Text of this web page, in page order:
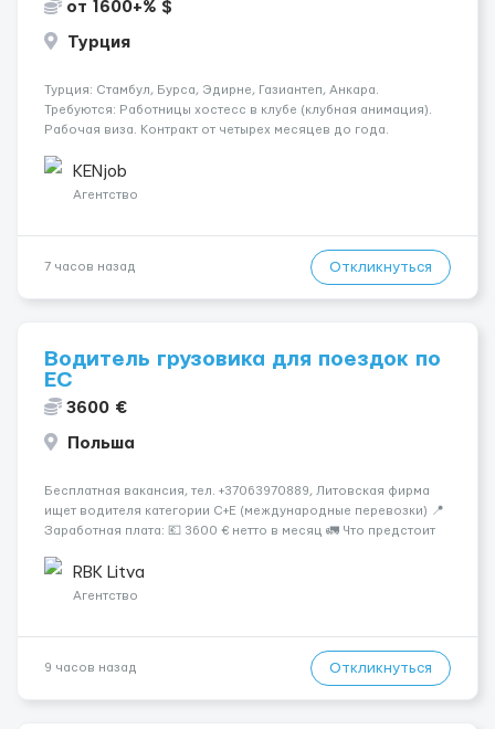
от 1600+% $
Турция
Турция: Стамбул, Бурса, Эдирне, Газиантеп, Анкара.
Требуются: Работницы хостесc в клубе (клубная анимация).
Рабочая виза. Контракт от четырех месяцев до года.
страховка. Высокая зарплата + %. Легально. Безопасно.
*Коммуникабел...
KENjob
Агентство
7 часов назад Откликнуться
Водитель грузовика для поездок по
ЕС
3600 €
Польша
Бесплатная вакансия, тел. +37063970889, Литовская фирма
ищет водителя категории C+E (международные перевозки) 📍
Заработная плата: 💶 3600 € нетто в месяц 🚛 Что предстоит
рефрижераторах. В среднем 400–500 км в день. Погрузки и
разгрузки...
RBK Litva
Агентство
9 часов назад Откликнуться